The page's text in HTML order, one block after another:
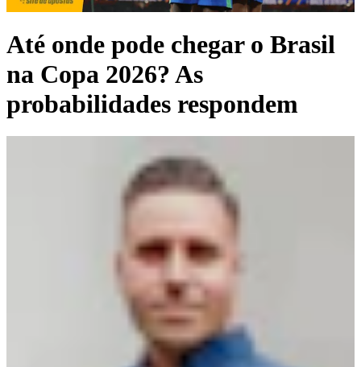
Até onde pode chegar o Brasil
na Copa 2026? As
probabilidades respondem